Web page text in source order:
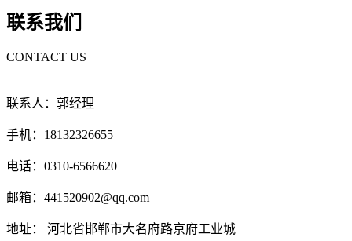
联系我们
CONTACT US
联系人：郭经理
手机：18132326655
电话：0310-6566620
邮箱：441520902@qq.com
地址： 河北省邯郸市大名府路京府工业城